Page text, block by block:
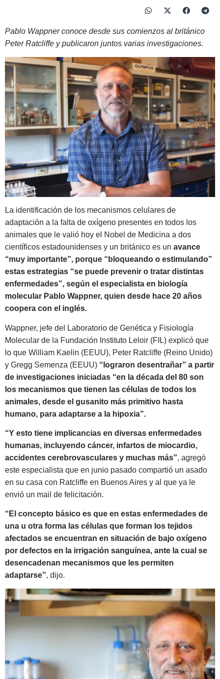
Pablo Wappner conoce desde sus comienzos al británico
Peter Ratcliffe y publicaron juntos varias investigaciones.
La identificación de los mecanismos celulares de
adaptación a la falta de oxígeno presentes en todos los
animales que le valió hoy el Nobel de Medicina a dos
científicos estadounidenses y un británico es un avance
“muy importante”, porque “bloqueando o estimulando”
estas estrategias “se puede prevenir o tratar distintas
enfermedades”, según el especialista en biología
molecular Pablo Wappner, quien desde hace 20 años
coopera con el inglés.
Wappner, jefe del Laboratorio de Genética y Fisiología
Molecular de la Fundación Instituto Leloir (FIL) explicó que
lo que William Kaelin (EEUU), Peter Ratcliffe (Reino Unido)
y Gregg Semenza (EEUU) “lograron desentrañar” a partir
de investigaciones iniciadas “en la década del 80 son
los mecanismos que tienen las células de todos los
animales, desde el gusanito más primitivo hasta
humano, para adaptarse a la hipoxia”.
“Y esto tiene implicancias en diversas enfermedades
humanas, incluyendo cáncer, infartos de miocardio,
accidentes cerebrovasculares y muchas más”, agregó
este especialista que en junio pasado compartió un asado
en su casa con Ratcliffe en Buenos Aires y al que ya le
envió un mail de felicitación.
“El concepto básico es que en estas enfermedades de
una u otra forma las células que forman los tejidos
afectados se encuentran en situación de bajo oxígeno
por defectos en la irrigación sanguínea, ante la cual se
desencadenan mecanismos que les permiten
adaptarse”, dijo.